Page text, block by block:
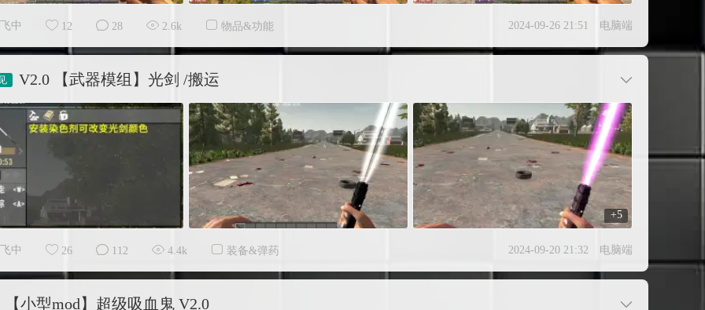
中 12 28 2.6k 物品&功能 2024-09-26 21:51 电脑端
V2.0 【武器模组】光剑 /搬运
+5
中 26 112 4.4k 装备&弹药 2024-09-20 21:32 电脑端
【小型mod】超级吸血鬼 V2.0